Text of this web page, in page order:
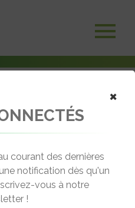
collaborent pour le pilotage
×
courant des dernières
notification dès qu'un
vous à notre
!